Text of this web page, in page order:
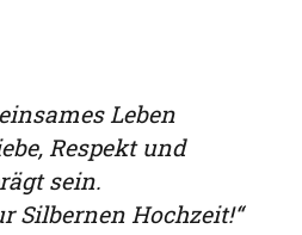
Leben
Respekt und
sein.
Silbernen Hochzeit!“